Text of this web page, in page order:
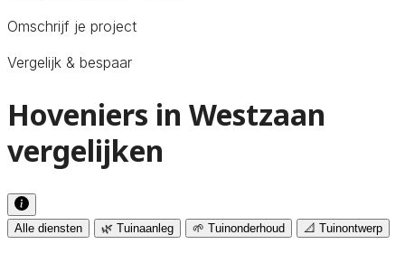
Omschrijf je project
Vergelijk & bespaar
Hoveniers in Westzaan
vergelijken
Alle diensten 🌿 Tuinaanleg 🌱 Tuinonderhoud 📐 Tuinontwerp